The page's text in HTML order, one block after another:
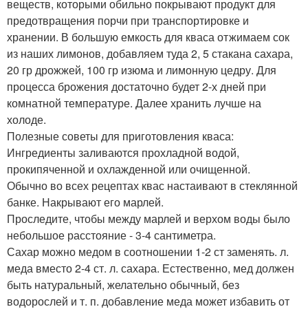
веществ, которыми обильно покрывают продукт для
предотвращения порчи при транспортировке и
хранении. В большую емкость для кваса отжимаем сок
из наших лимонов, добавляем туда 2, 5 стакана сахара,
20 гр дрожжей, 100 гр изюма и лимонную цедру. Для
процесса брожения достаточно будет 2-х дней при
комнатной температуре. Далее хранить лучше на
холоде.
Полезные советы для приготовления кваса:
Ингредиенты заливаются прохладной водой,
прокипяченной и охлажденной или очищенной.
Обычно во всех рецептах квас настаивают в стеклянной
банке. Накрывают его марлей.
Проследите, чтобы между марлей и верхом воды было
небольшое расстояние - 3-4 сантиметра.
Сахар можно медом в соотношении 1-2 ст заменять. л.
меда вместо 2-4 ст. л. сахара. Естественно, мед должен
быть натуральный, желательно обычный, без
водорослей и т. п. добавление меда может избавить от